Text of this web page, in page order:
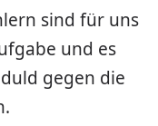
sind für uns
und es
gegen die